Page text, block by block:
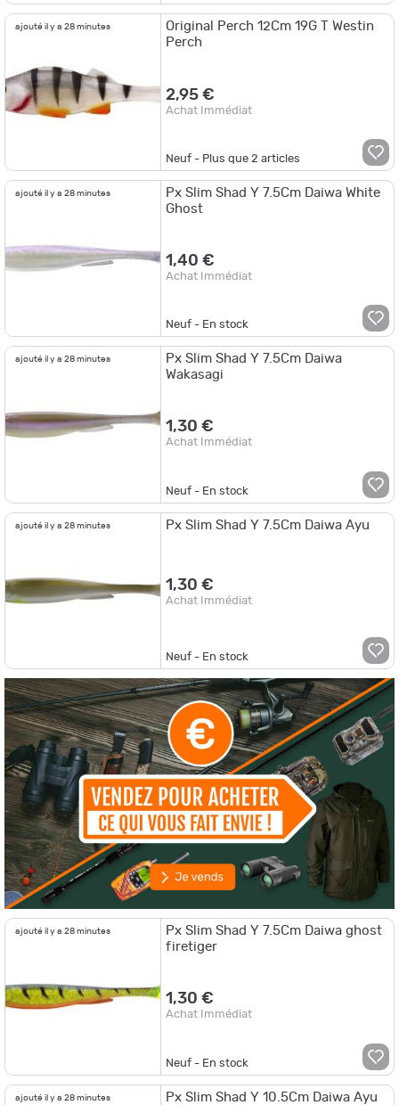
ajouté il y a 28 minutes
Original Perch 12Cm 19G T Westin
Perch
2,95 €
Achat Immédiat
Neuf - Plus que2 articles
ajouté il y a 28 minutes
Px Slim Shad Y 7.5Cm Daiwa White
Ghost
1,40 €
Achat Immédiat
Neuf - En stock
ajouté il y a 28 minutes
Px Slim Shad Y 7.5Cm Daiwa
Wakasagi
1,30 €
Achat Immédiat
Neuf - En stock
ajouté il y a 28 minutes Px Slim Shad Y 7.5Cm Daiwa Ayu
1,30 €
Achat Immédiat
Neuf - En stock
ajouté il y a 28 minutes
Px Slim Shad Y 7.5Cm Daiwa ghost
firetiger
1,30 €
Achat Immédiat
Neuf - En stock
ajouté il y a 28 minutes Px Slim Shad Y 10.5Cm Daiwa Ayu